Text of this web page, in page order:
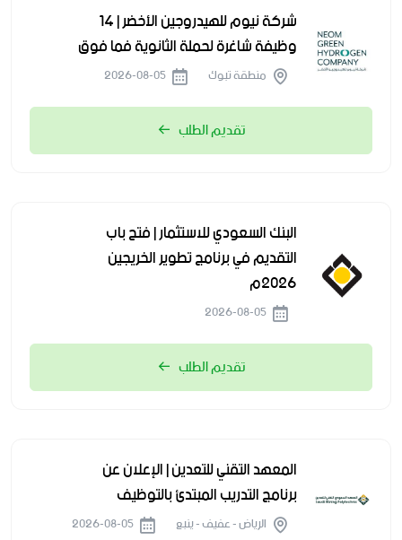
شركة نيوم للهيدروجين الأخضر | 14
وظيفة شاغرة لحملة الثانوية فما فوق
منطقة تبوك
تقديم الطلب
البنك السعودي للاستثمار | فتح باب
التقديم في برنامج تطوير الخريجين
2026م
تقديم الطلب
المعهد التقني للتعدين | الإعلان عن
برنامج التدريب المبتدئ بالتوظيف
الرياض - عفيف - ينبع